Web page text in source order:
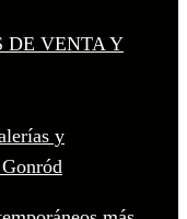
DE VENTA Y
y